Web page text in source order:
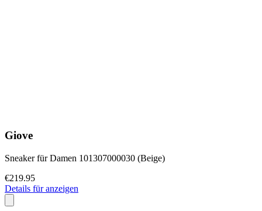
Giove
Sneaker für Damen 101307000030 (Beige)
€219.95
Details für anzeigen